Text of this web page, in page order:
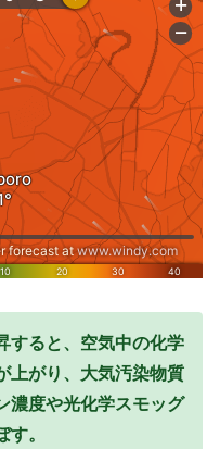
すると、空気中の化学
上がり、大気汚染物質
濃度や光化学スモッグ
。